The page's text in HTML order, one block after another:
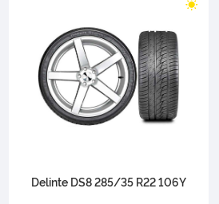
Delinte DS8 285/35 R22 106Y